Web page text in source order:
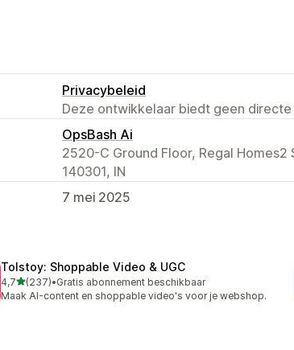
Privacybeleid
Deze ontwikkelaar biedt geen
OpsBash Ai
2520-C Ground Floor, Regal Homes2
140301, IN
7 mei 2025
Tolstoy: Shoppable Video & UGC
4,7van 5 sterren
(237)
237 recensies in totaal
•Gratis abonnement beschikbaar
Maak AI-content en shoppable video's voor je webshop.